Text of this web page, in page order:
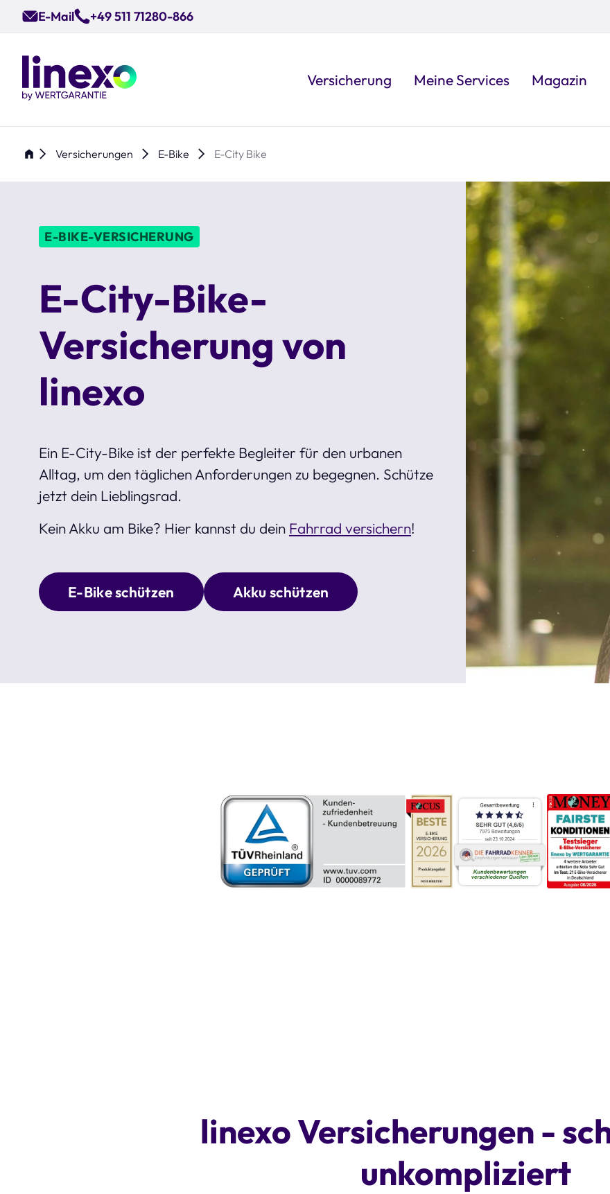
Skip
content
E-Mail +49 511 71280-866
Versicherung Meine Services Magazin
Versicherungen E-Bike E-City Bike
E-BIKE-VERSICHERUNG
E-City-Bike-
Versicherung von
linexo
Ein E-City-Bike ist der perfekte Begleiter für den urbanen
Alltag, um den täglichen Anforderungen zu begegnen. Schütze
jetzt dein Lieblingsrad.
Kein Akku am Bike? Hier kannst du dein Fahrrad versichern!
E-Bike schützen Akku schützen
linexo Versicherungen -
unkompliziert